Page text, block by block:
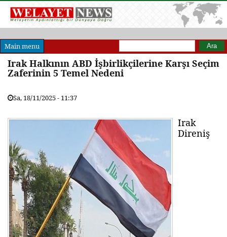
Main menu Arama formu
Ara
Irak Halkının ABD İşbirlikçilerine Karşı Seçim
Zaferinin 5 Temel Nedeni
Sa, 18/11/2025 - 11:37
Irak
Direniş